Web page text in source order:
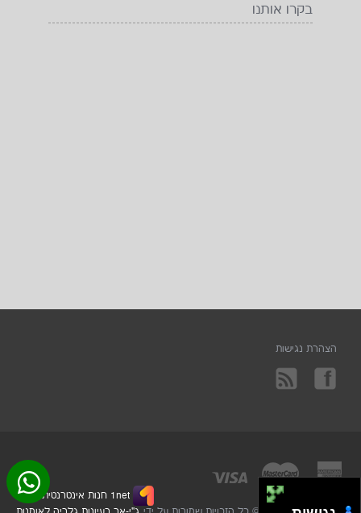
בקרו אותנו
הצהרת נגישות
1net חנות אינטרנטית
2025